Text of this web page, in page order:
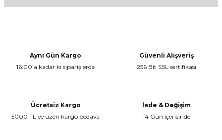
Ürün resmi kalitesiz, bozuk veya görüntülenemiyor.
Aynı Gün Kargo
16:00’a kadar ki siparişlerde
Güvenli Alışveriş
256 Bit SSL sertifikası
Ücretsiz Kargo
5000 TL ve üzeri kargo bedava
İade & Değişim
14 Gün içerisinde